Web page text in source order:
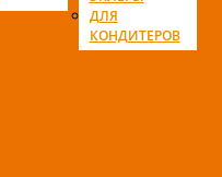
ДЛЯ
КОНДИТЕРОВ